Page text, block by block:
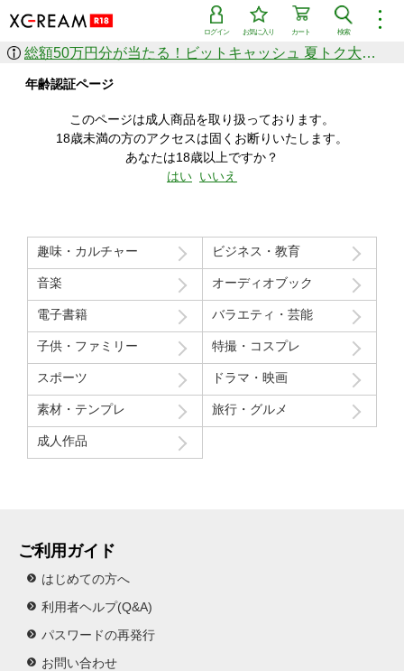
︙
検索
カート
お気に入り
ログイン
作品を探す
ジャンル
シリーズ
人気のセール中商品
新着セール中商品
すべての作品から探す
価格の安い順
価格の高い順
月間ランキング
年間ランキング
総額50万円分が当たる！ビットキャッシュ 夏トク大感謝祭
年齢認証ページ
このページは成人商品を取り扱っております。
18歳未満の方のアクセスは固くお断りいたします。
あなたは18歳以上ですか？
はい いいえ
趣味・カルチャー ビジネス・教育
音楽 オーディオブック
電子書籍 バラエティ・芸能
子供・ファミリー 特撮・コスプレ
スポーツ ドラマ・映画
素材・テンプレ 旅行・グルメ
成人作品
ご利用ガイド
はじめての方へ
利用者ヘルプ(Q&A)
パスワードの再発行
お問い合わせ